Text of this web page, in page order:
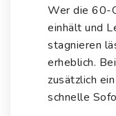
Wer die 60-
einhält und
stagnieren
erheblich.
zusätzlich
schnelle